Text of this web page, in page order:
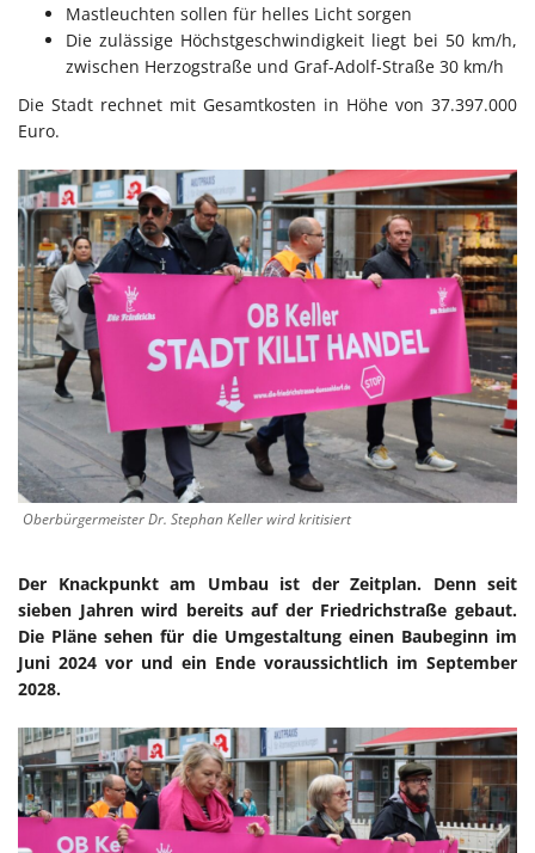
Mastleuchten sollen für helles Licht sorgen
Die zulässige Höchstgeschwindigkeit liegt bei 50 km/h,
zwischen Herzogstraße und Graf-Adolf-Straße 30 km/h
Die Stadt rechnet mit Gesamtkosten in Höhe von 37.397.000
Euro.
Oberbürgermeister Dr. Stephan Keller wird kritisiert
Der Knackpunkt am Umbau ist der Zeitplan. Denn seit
sieben Jahren wird bereits auf der Friedrichstraße gebaut.
Die Pläne sehen für die Umgestaltung einen Baubeginn im
Juni 2024 vor und ein Ende voraussichtlich im September
2028.